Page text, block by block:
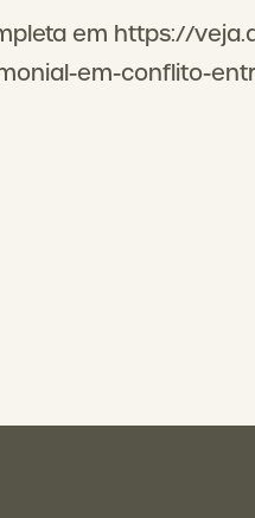
em https://
em-conflito-